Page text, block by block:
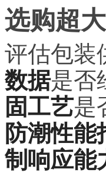
选购超
评估包装
数据是否
固工艺是
防潮性能
制响应能